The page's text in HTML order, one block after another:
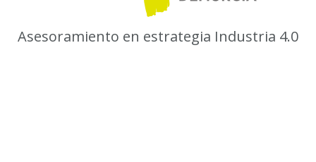
Asesoramiento en estrategia Industria 4.0